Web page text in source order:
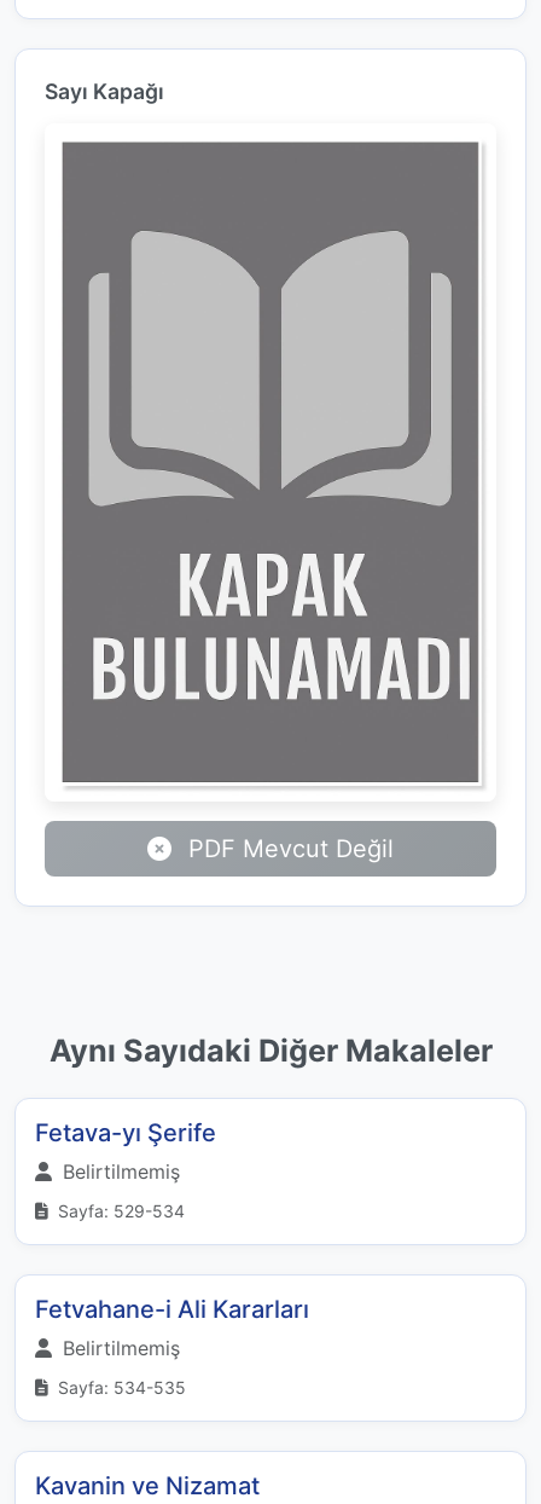
Sayı Kapağı
PDF Mevcut Değil
Aynı Sayıdaki Diğer Makaleler
Fetava-yı Şerife
Belirtilmemiş
Sayfa: 529-534
Fetvahane-i Ali Kararları
Belirtilmemiş
Sayfa: 534-535
Kavanin ve Nizamat